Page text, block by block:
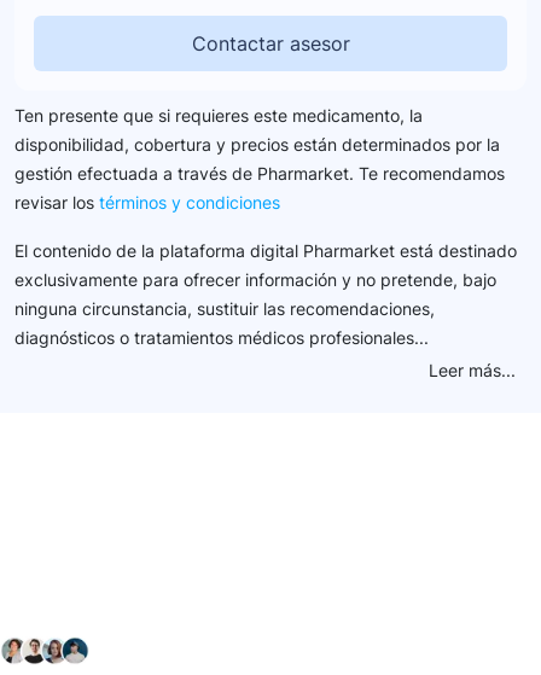
Contactar asesor
Ten presente que si requieres este medicamento, la
disponibilidad, cobertura y precios están determinados por la
gestión efectuada a través de Pharmarket. Te recomendamos
revisar los términos y condiciones
El contenido de la plataforma digital Pharmarket está destinado
exclusivamente para ofrecer información y no pretende, bajo
ninguna circunstancia, sustituir las recomendaciones,
diagnósticos o tratamientos médicos profesionales...
Leer más...